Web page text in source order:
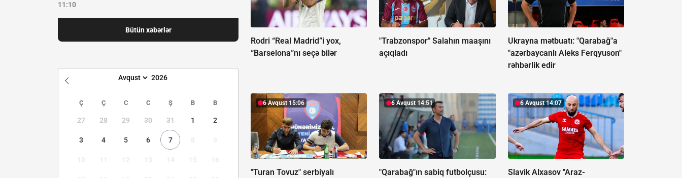
11:10
Bütün xəbərlər
Ç Ç C C Ş B B
27 28 29 30 31 1 2
3 4 5 6 7
Rodri “Real Madrid”i yox,
“Barselona”nı seçə bilər
"Trabzonspor" Salahın maaşını
açıqladı
Ukrayna mətbuatı: "Qarabağ"a
"azərbaycanlı Aleks Ferqyuson"
rəhbərlik edir
6 Avqust 15:06
"Turan Tovuz" serbiyalı
6 Avqust 14:51
"Qarabağ"ın sabiq futbolçusu:
6 Avqust 14:07
Slavik Alxasov "Araz-